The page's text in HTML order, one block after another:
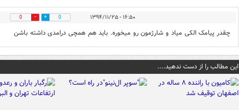
۱۶:۵۰ - ۱۳۹۴/۱۱/۲۵ 0
0
چقدر پیامک الکی میاد و شارژمون رو میخوره. باید هم همچی درامدی داشته باشن
این مطالب را از دست ندهید....